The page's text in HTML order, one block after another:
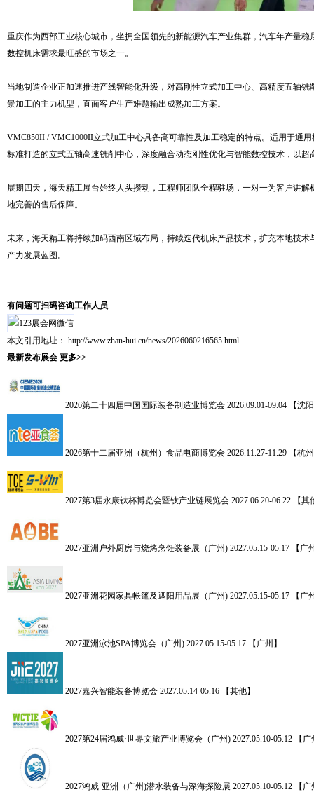
重庆作为西部工业核心城市，坐拥全国领先的新能源汽车产业集群，汽车年产量
数控机床需求最旺盛的市场之一。
当地制造企业正加速推进产线智能化升级，对高刚性立式加工中心、高精度五轴
景加工的主力机型，直面客户生产难题输出成熟加工方案。
VMC850II / VMC1000II立式加工中心具备高可靠性及加工稳定的特点。适用于通
标准打造的立式五轴高速铣削中心，深度融合动态刚性优化与智能数控技术，以
展期四天，海天精工展台始终人头攒动，工程师团队全程驻场，一对一为客户讲
地完善的售后保障。
未来，海天精工将持续加码西南区域布局，持续迭代机床产品技术，扩充本地技
产力发展蓝图。
有问题可扫码咨询工作人员
本文引用地址： http://www.zhan-hui.cn/news/2026060216565.html
最新发布展会 更多>>
2026第二十四届中国国际装备制造业博览会 2026.09.01-09.04 【沈
2026第十二届亚洲（杭州）食品电商博览会 2026.11.27-11.29 【杭
2027第3届永康钛杯博览会暨钛产业链展览会 2027.06.20-06.22 【其
2027亚洲户外厨房与烧烤烹饪装备展（广州) 2027.05.15-05.17 【广
2027亚洲花园家具帐篷及遮阳用品展（广州) 2027.05.15-05.17 【广
2027亚洲泳池SPA博览会（广州) 2027.05.15-05.17 【广州】
2027嘉兴智能装备博览会 2027.05.14-05.16 【其他】
2027第24届鸿威·世界文旅产业博览会（广州) 2027.05.10-05.12 【广
2027鸿威·亚洲（广州)潜水装备与深海探险展 2027.05.10-05.12 【广